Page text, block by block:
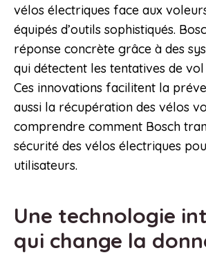
vélos électriques face aux
équipés d’outils sophistiqués.
réponse concrète grâce à des
qui détectent les tentatives de
Ces innovations facilitent la
aussi la récupération des vélos
comprendre comment Bosch
sécurité des vélos électriques
utilisateurs.
Une technologie
qui change la